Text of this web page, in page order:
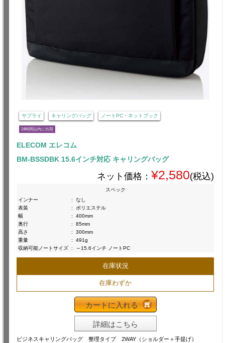
サプライ キャリングバッグ ノートPC・ネットブック
24時間以内に出荷
ELECOM エレコム
BM-BSSDBK 15.6インチ対応 キャリングバッグ
ネット価格： ¥2,580(税込)
スペック
インナー
:
なし
表装
:
ポリエステル
幅
:
400mm
奥行
:
85mm
高さ
:
300mm
重量
:
491g
収納可能ノートサイズ : ～15.6インチ ノートPC
在庫状況
在庫わずか
カートに入れる
詳細はこちら
ビジネスキャリングバッグ 整理タイプ 2WAY（ショルダー＋手提げ）